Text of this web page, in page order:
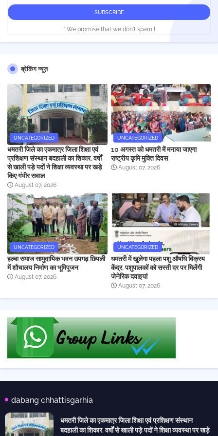
* We promise that we don't spam !
ब्रेकिंग न्यूज़
UNCATEGORIZED
धमतरी जिले का एकमात्र जिला शिक्षा एवं
प्रशिक्षण संस्थान बदहाली का शिकार, वर्षों
से खाली पड़े पदों ने शिक्षा व्यवस्था पर खड़े
किए गंभीर सवाल
August 07, 2026
UNCATEGORIZED
10 अगस्त को धमतरी में मनाया जाएगा
राष्ट्रीय कृमि मुक्ति दिवस
August 07, 2026
UNCATEGORIZED
हल्बा समाज सामुदायिक भवन उपगढ़ छिपली
में शौचालय निर्माण का भूमिपूजन
August 07, 2026
UNCATEGORIZED
धमतरी में खुलेगा पहला पशु औषधि विक्रय
केंद्र, पशुपालकों को सस्ती दर पर मिलेंगी
जेनेरिक दवाइयां
August 07, 2026
dabang chhattisgarhia
धमतरी जिले का एकमात्र जिला शिक्षा एवं प्रशिक्षण संस्थान
बदहाली का शिकार, वर्षों से खाली पड़े पदों ने शिक्षा व्यवस्था पर खड़े